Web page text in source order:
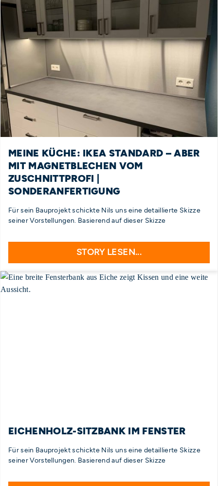
MEINE KÜCHE: IKEA STANDARD – ABER
MIT MAGNETBLECHEN VOM
ZUSCHNITTPROFI |
SONDERANFERTIGUNG
Für sein Bauprojekt schickte Nils uns eine detaillierte Skizze
seiner Vorstellungen. Basierend auf dieser Skizze
STORY LESEN...
EICHENHOLZ-SITZBANK IM FENSTER
Für sein Bauprojekt schickte Nils uns eine detaillierte Skizze
seiner Vorstellungen. Basierend auf dieser Skizze